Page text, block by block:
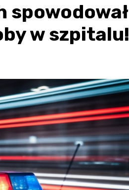
spowodował
w szpitalu!